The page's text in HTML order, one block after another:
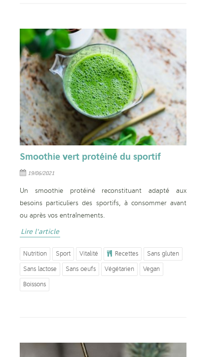
Smoothie vert protéiné du sportif
19/06/2021
Un smoothie protéiné reconstituant adapté aux
besoins particuliers des sportifs, à consommer avant
ou après vos entraînements.
Lire l'article
Nutrition Sport Vitalité Recettes
Sans gluten
Sans lactose
Sans oeufs Végétarien
Vegan
Boissons